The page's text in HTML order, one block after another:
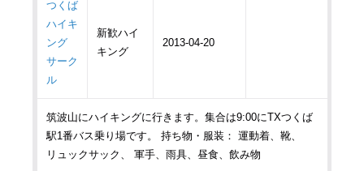
つくば
ハイキ
ング
サーク
ル
新歓ハイ
キング
2013-04-20
筑波山にハイキングに行きます。集合は9:00にTXつくば
駅1番バス乗り場です。 持ち物・服装： 運動着、靴、
リュックサック、 軍手、雨具、昼食、飲み物